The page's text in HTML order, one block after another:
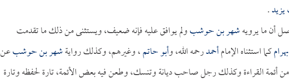
.
أن ما يرويهشهر بن حوشبولم يوافق عليه فإنه ضعيف، ويستثنى من ذلك ما تقدمت
كما استثناه الإمامأحمدرحمه الله، وأبو حاتم، وغيرهم، وكذلك روايةشهر بن حوشبعن
من أئمة القراءة وكذلك رجل صاحب ديانة وتنسك، وطعن فيه بعض الأئمة، تارة لحفظه وتارة